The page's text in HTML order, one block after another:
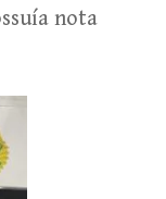
nota